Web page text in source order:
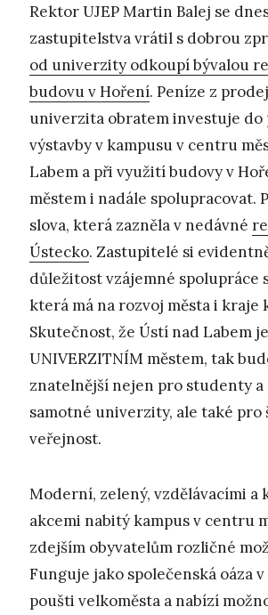
Rektor UJEP Martin Balej se
zastupitelstva vrátil s dobrou
od univerzity odkoupí bývalou
budovu v Hoření. Peníze z
univerzita obratem investuje
výstavby v kampusu v centru
Labem a při využití budovy v
městem i nadále spolupracovat.
slova, která zazněla v nedávné
Ústecko. Zastupitelé si
důležitost vzájemné spolupráce
která má na rozvoj města i kraje
Skutečnost, že Ústí nad Labem je
UNIVERZITNÍM městem, tak
znatelnější nejen pro studenty a
samotné univerzity, ale také pro
veřejnost.
Moderní, zelený, vzdělávacími
akcemi nabitý kampus v centru
zdejším obyvatelům rozličné
Funguje jako společenská oáza
poušti velkoměsta a nabízí